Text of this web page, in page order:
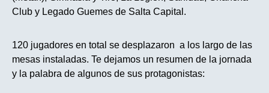
Club y Legado Guemes de Salta Capital.
120 jugadores en total se desplazaron a los largo de las
mesas instaladas. Te dejamos un resumen de la jornada
y la palabra de algunos de sus protagonistas: